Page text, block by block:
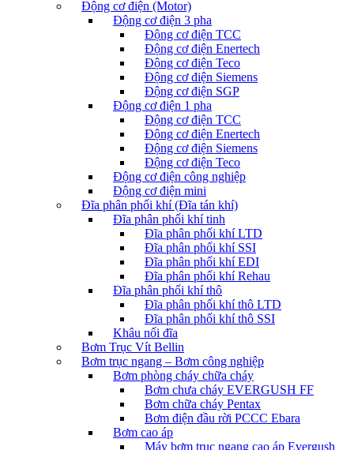
Động cơ điện (Motor)
Động cơ điện 3 pha
Động cơ điện TCC
Động cơ điện Enertech
Động cơ điện Teco
Động cơ điện Siemens
Động cơ điện SGP
Động cơ điện 1 pha
Động cơ điện TCC
Động cơ điện Enertech
Động cơ điện Siemens
Động cơ điện Teco
Động cơ điện công nghiệp
Động cơ điện mini
Đĩa phân phối khí (Đĩa tán khí)
Đĩa phân phối khí tinh
Đĩa phân phối khí LTD
Đĩa phân phối khí SSI
Đĩa phân phối khí EDI
Đĩa phân phối khí Rehau
Đĩa phân phối khí thô
Đĩa phân phối khí thô LTD
Đĩa phân phối khí thô SSI
Khâu nối đĩa
Bơm Trục Vít Bellin
Bơm trục ngang – Bơm công nghiệp
Bơm phòng cháy chữa cháy
Bơm chưa cháy EVERGUSH FF
Bơm chữa cháy Pentax
Bơm điện đầu rời PCCC Ebara
Bơm cao áp
Máy bơm trục ngang cao áp Evergush